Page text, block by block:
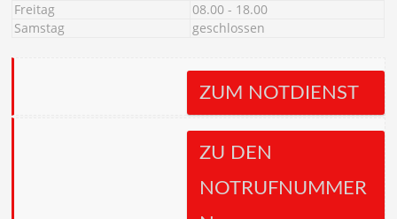
Freitag
08.00 - 18.00
Samstag
geschlossen
ZUM NOTDIENST
ZU DEN
NOTRUFNUMMER